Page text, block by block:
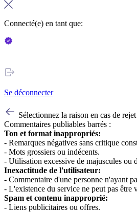
Connecté(e) en tant que:
Se déconnecter
Sélectionnez la raison en cas de
Commentaires publiables barrés :
Ton et format inappropriés:
- Remarques négatives sans critique
- Mots grossiers ou indécents.
- Utilisation excessive de majuscules ou
Inexactitude de l'utilisateur:
- Commentaire d'une personne n'ayant
- L'existence du service ne peut pas être
Spam et contenu inapproprié:
- Liens publicitaires ou offres.